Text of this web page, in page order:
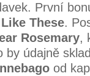
První
These.
Rosemary,
údajně
od